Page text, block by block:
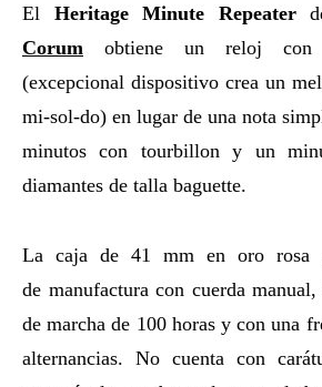
El Heritage Minute Repeater
Corum obtiene un reloj con
(excepcional dispositivo crea un
mi-sol-do) en lugar de una nota
minutos con tourbillon y un
diamantes de talla baguette.
La caja de 41 mm en oro rosa
de manufactura con cuerda
de marcha de 100 horas y con una
alternancias. No cuenta con